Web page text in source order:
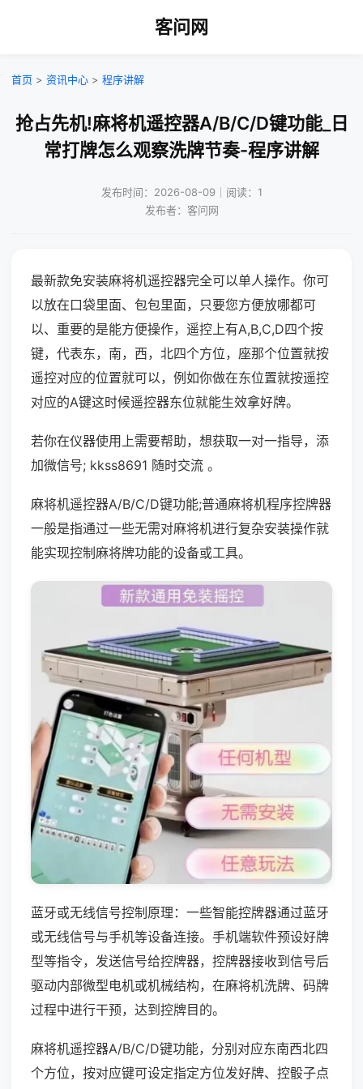
客问网
首页 > 资讯中心 > 程序讲解
抢占先机!麻将机遥控器A/B/C/D键功能_日
常打牌怎么观察洗牌节奏-程序讲解
发布时间：2026-08-09｜阅读：1
发布者：客问网
最新款免安装麻将机遥控器完全可以单人操作。你可
以放在口袋里面、包包里面，只要您方便放哪都可
以、重要的是能方便操作，遥控上有A,B,C,D四个按
键，代表东，南，西，北四个方位，座那个位置就按
遥控对应的位置就可以，例如你做在东位置就按遥控
对应的A键这时候遥控器东位就能生效拿好牌。
若你在仪器使用上需要帮助，想获取一对一指导，添
加微信号; kkss8691 随时交流 。
麻将机遥控器A/B/C/D键功能;普通麻将机程序控牌器
一般是指通过一些无需对麻将机进行复杂安装操作就
能实现控制麻将牌功能的设备或工具。
蓝牙或无线信号控制原理：一些智能控牌器通过蓝牙
或无线信号与手机等设备连接。手机端软件预设好牌
型等指令，发送信号给控牌器，控牌器接收到信号后
驱动内部微型电机或机械结构，在麻将机洗牌、码牌
过程中进行干预，达到控牌目的。
麻将机遥控器A/B/C/D键功能，分别对应东南西北四
个方位，按对应键可设定指定方位发好牌、控骰子点